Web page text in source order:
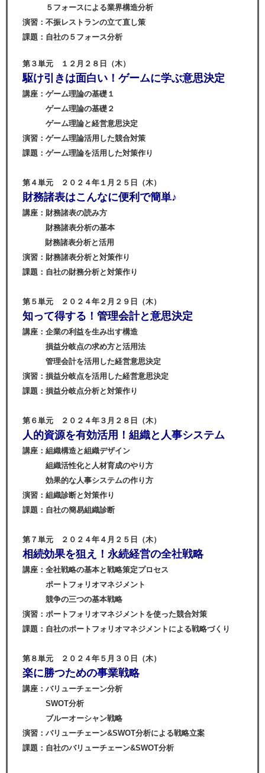
５フォースによる業界構造分析
演習：不振レストランの立て直し策
課題：自社の５フォース分析
第３単元 １２月２８日（木）
駆け引きは面白い！ゲームに学ぶ意思決定
講座：ゲーム理論の基礎１
ゲーム理論の基礎２
ゲーム理論と経営意思決定
演習：ゲーム理論活用した競合対策
課題：ゲーム理論を活用した対策作り
第４単元 ２０２４年１月２５日（木）
財務諸表はこんなに便利で簡単♪
講座：財務諸表の読み方
財務諸表分析の基本
財務諸表分析と活用
演習：財務諸表分析と対策作り
課題：自社の財務分析と対策作り
第５単元 ２０２４年２月２９日（木）
知って得する！管理会計と意思決定
講座：企業の利益を生み出す構造
損益分岐点の求め方と活用法
管理会計を活用した経営意思決定
演習：損益分岐点を活用した経営意思決定
課題：損益分岐点分析と対策作り
第６単元 ２０２４年３月２８日（木）
人的資源を有効活用！組織と人事システム
講座：組織構造と組織デザイン
組織活性化と人材育成のやり方
効果的な人事システムの作り方
演習：組織診断と対策作り
課題：自社の簡易組織診断
第７単元 ２０２４年４月２５日（木）
相続効果を狙え！永続経営の全社戦略
講座：全社戦略の基本と戦略策定プロセス
ポートフォリオマネジメント
競争の三つの基本戦略
演習：ポートフォリオマネジメントを使った競合対策
課題：自社のポートフォリオマネジメントによる戦略づくり
第８単元 ２０２４年５月３０日（木）
楽に勝つための事業戦略
講座：バリューチェーン分析
SWOT分析
ブルーオーシャン戦略
演習：バリューチェーン&SWOT分析による戦略立案
課題：自社のバリューチェーン&SWOT分析